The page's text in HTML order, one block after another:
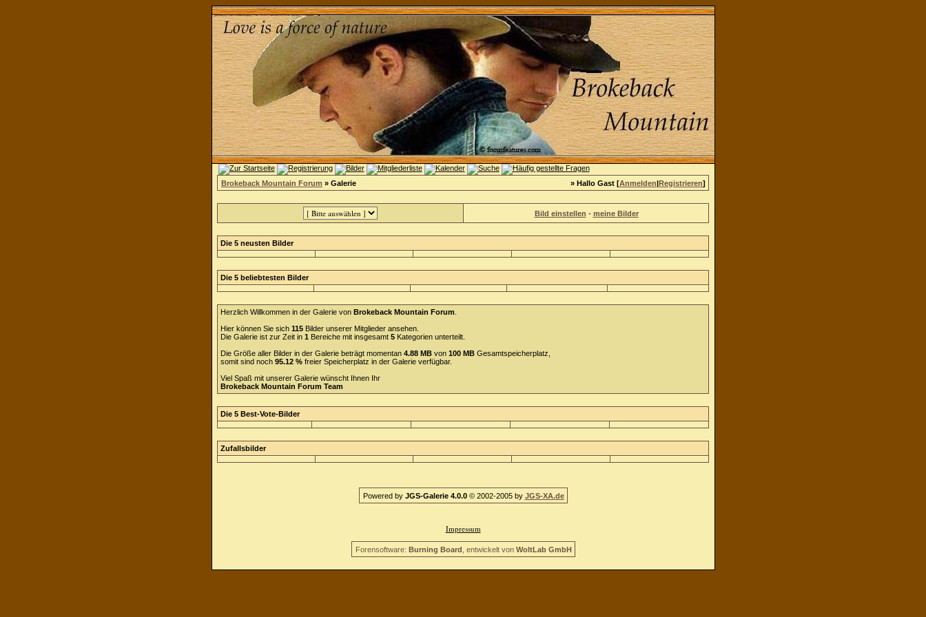
Brokeback Mountain Forum » Galerie » Hallo Gast [Anmelden|Registrieren]
Bild einstellen - meine Bilder
Die 5 neusten Bilder
Die 5 beliebtesten Bilder
Herzlich Willkommen in der Galerie von Brokeback Mountain Forum
Hier können Sie sich 115 Bilder unserer Mitglieder ansehen.
Die Galerie ist zur Zeit in 1 Bereiche mit insgesamt 5 Kategorien unterteilt.
Die Größe aller Bilder in der Galerie beträgt momentan 4.88 MB von 100 MB Gesamtspeicherplatz,
somit sind noch 95.12 % freier Speicherplatz in der Galerie verfügbar.
Viel Spaß mit unserer Galerie wünscht Ihnen Ihr
Brokeback Mountain Forum Team
Die 5 Best-Vote-Bilder
Zufallsbilder
Powered by JGS-Galerie 4.0.0© 2002-2005 by JGS-XA.de
Impressum
Forensoftware: Burning Board , entwickelt von WoltLab GmbH